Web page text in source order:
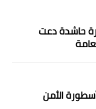
حاشدة دعت
الأمن